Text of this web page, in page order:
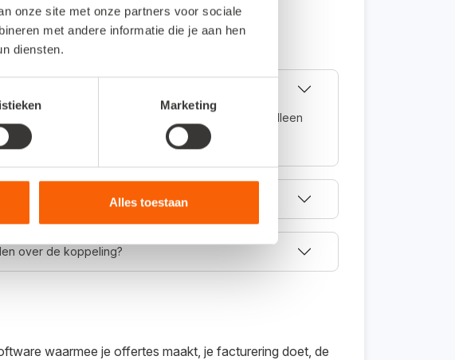
onze site met onze partners voor sociale
met andere informatie die je aan hen
diensten.
Marketing
Alles toestaan
koppeling werkt volledig online en kun je daarom alleen
administratie.
over de koppeling?
waarmee je offertes maakt, je facturering doet, de